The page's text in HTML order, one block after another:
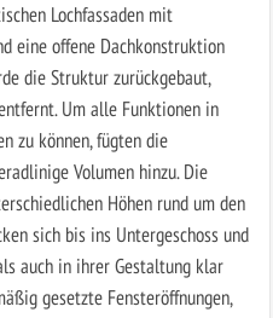
Lochfassaden mit
eine offene Dachkonstruktion
die Struktur zurückgebaut,
Um alle Funktionen in
zu können, fügten die
Volumen hinzu. Die
Höhen rund um den
sich bis ins Untergeschoss und
auch in ihrer Gestaltung klar
gesetzte Fensteröffnungen,